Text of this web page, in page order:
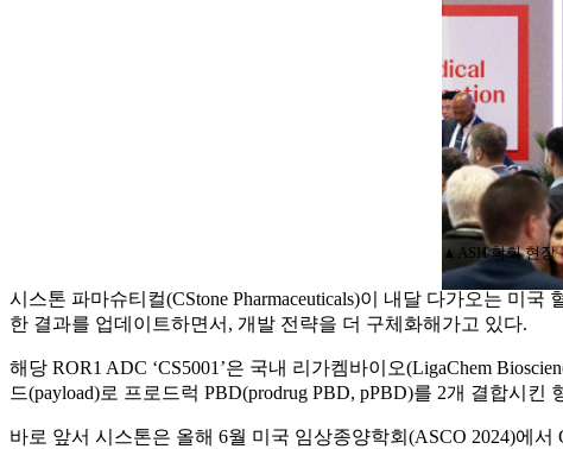
▲ASH 학회 현장
시스톤 파마슈티컬(CStone Pharmaceuticals)이 내달 다가오는 미
한 결과를 업데이트하면서, 개발 전략을 더 구체화해가고 있다.
해당 ROR1 ADC ‘CS5001’은 국내 리가켐바이오(LigaChem
드(payload)로 프로드럭 PBD(prodrug PBD, pPBD)를 2개 결합시킨
바로 앞서 시스톤은 올해 6월 미국 임상종양학회(ASCO 2024)에